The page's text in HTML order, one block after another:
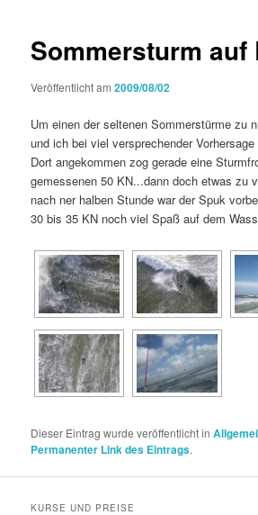
Sommersturm auf
Veröffentlicht am2009/08/02
Um einen der seltenen Sommerstürme zu
und ich bei viel versprechender
Dort angekommen zog gerade eine
gemessenen 50 KN...dann doch etwas zu
nach ner halben Stunde war der Spuk
30 bis 35 KN noch viel Spaß auf dem
Dieser Eintrag wurde veröffentlicht in
Permanenter Link des Eintrags.
KURSE UND PREISE